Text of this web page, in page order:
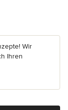
Wir
Ihren